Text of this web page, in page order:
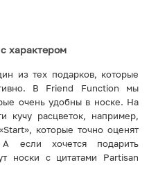
характером
из тех подарков, которые
В Friend Function мы
очень удобны в носке. На
кучу расцветок, например,
которые точно оценят
А если хочется подарить
носки с цитатами Partisan